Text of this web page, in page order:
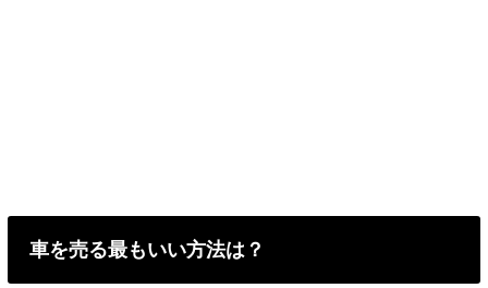
車を売る最もいい方法は？